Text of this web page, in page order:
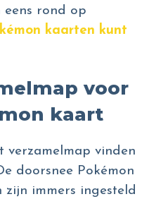
eens rond op
kaarten kunt
voor
kaart
verzamelmap vinden
doorsnee Pokémon
zijn immers ingesteld